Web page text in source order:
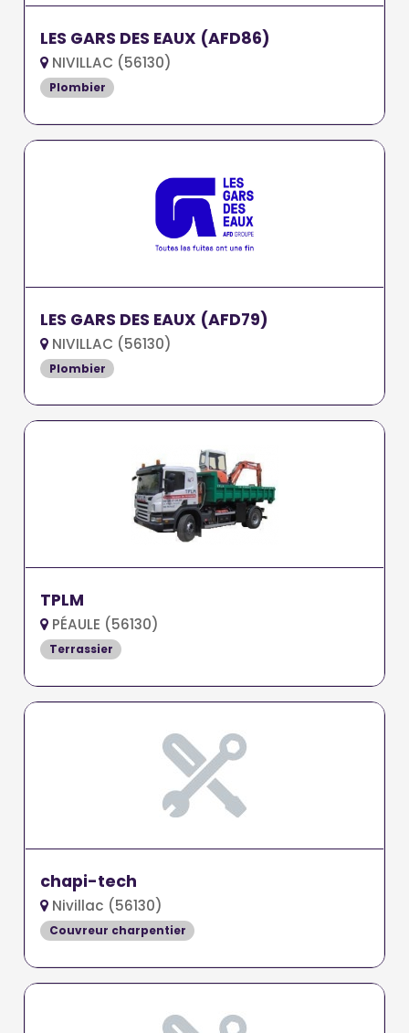
LES GARS DES EAUX (AFD86)
NIVILLAC (56130)
Plombier
LES GARS DES EAUX (AFD79)
NIVILLAC (56130)
Plombier
TPLM
PÉAULE (56130)
Terrassier
chapi-tech
Nivillac (56130)
Couvreur charpentier